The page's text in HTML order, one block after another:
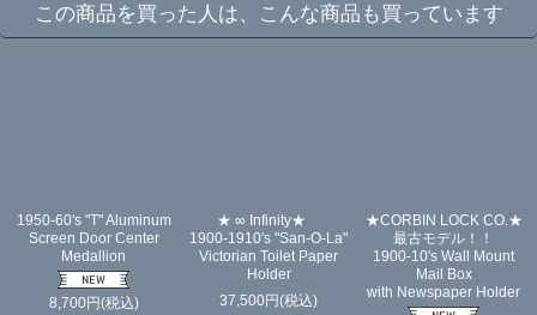
この商品を買った人は、こんな商品も買っています
1950-60's "T" Aluminum
Screen Door Center
Medallion
8,700円(税込)
★ ∞ Infinity★
1900-1910's "San-O-La"
Victorian Toilet Paper
Holder
37,500円(税込)
★CORBIN LOCK CO.★
最古モデル！！
1900-10's Wall Mount
Mail Box
with Newspaper Holder